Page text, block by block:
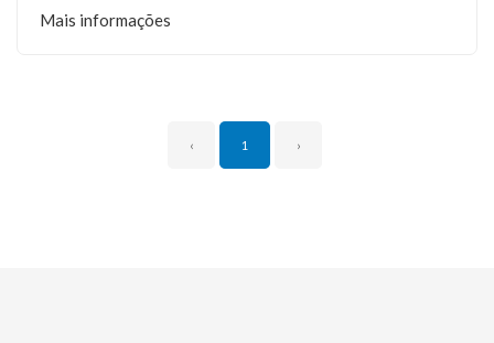
Mais informações
‹ 1 ›